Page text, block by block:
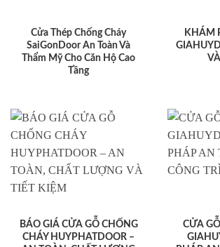
Cửa Thép Chống Cháy
SaiGonDoor An Toàn Và
Thẩm Mỹ Cho Căn Hộ Cao
Tầng
KHÁM
BÁO GIÁ CỬA GỖ CHỐNG
CHÁY HUYPHATDOOR –
CỬA